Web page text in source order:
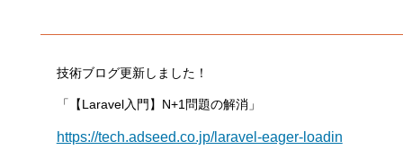
技術ブログ更新しました！
「【Laravel入門】N+1問題の解消」
https://tech.adseed.co.jp/laravel-eager-loadin